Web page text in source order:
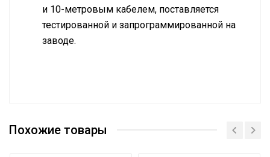
и 10-метровым кабелем, поставляется
тестированной и запрограммированной на
заводе.
Cертификат соответствия
Похожие товары